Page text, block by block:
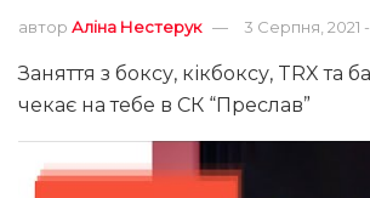
автор Аліна Нестерук 3 Серпня, 2021
Заняття з боксу, кікбоксу, TRX та
чекає на тебе в СК “Преслав”